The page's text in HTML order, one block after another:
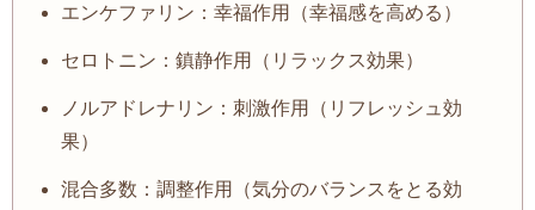
エンケファリン：幸福作用（幸福感を高める）
セロトニン：鎮静作用（リラックス効果）
ノルアドレナリン：刺激作用（リフレッシュ効
果）
混合多数：調整作用（気分のバランスをとる効